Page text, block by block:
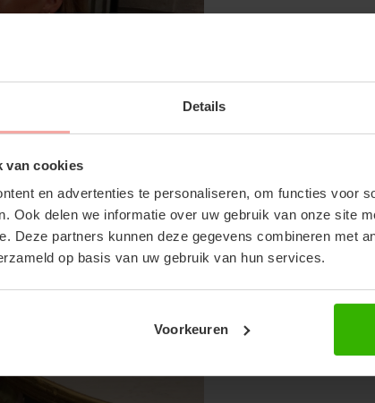
Details
van cookies
en advertenties te personaliseren, om functies voor
Ook delen we informatie over uw gebruik van onze site
Deze partners kunnen deze gegevens combineren met
op basis van uw gebruik van hun services.
Voorkeuren
NENA PANTS - CACAO
RECENTE ARTIKELEN